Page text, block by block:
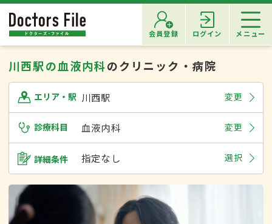
会員登録 ログイン メニュー
川西駅の血液内科のクリニック・病院
エリア・駅 川西駅 変更
診療科目 血液内科 変更
詳細条件 指定なし 選択